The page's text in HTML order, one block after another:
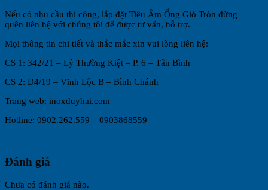
Nếu có nhu cầu thi công, lắp đặt Tiêu Âm Ống Gió Tròn đừng
quên liên hệ với chúng tôi để được tư vấn, hỗ trợ.
Mọi thông tin chi tiết và thắc mắc xin vui lòng liên hệ:
CS 1: 342/21 – Lý Thường Kiệt – P. 6 – Tân Bình
CS 2: D4/19 – Vĩnh Lộc B – Bình Chánh
Trang web: inoxduyhai.com
Hotline: 0902.262.559 – 0903868559
Đánh giá
Chưa có đánh giá nào.